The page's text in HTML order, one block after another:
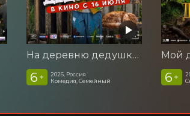
На деревню дедушке 2
6 +
2026, Россия
Комедия, Семейный
6 +